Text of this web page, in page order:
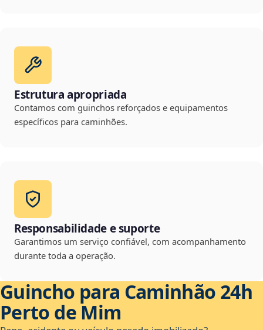
Estrutura apropriada
Contamos com guinchos reforçados e equipamentos
específicos para caminhões.
Responsabilidade e suporte
Garantimos um serviço confiável, com acompanhamento
durante toda a operação.
Guincho para Caminhão 24h
Perto de Mim